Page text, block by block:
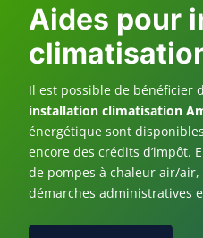
Aides pour
Il est possible de bénéficier
installation climatisation
énergétique sont
encore des crédits d’impôt.
de pompes à chaleur air/air,
démarches administratives